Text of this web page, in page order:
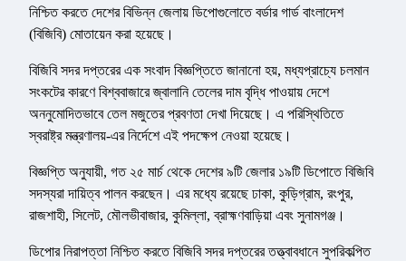
নিশ্চিত করতে দেশের বিভিন্ন জেলায় ডিপোগুলোতে বর্ডার গার্ড বাংলাদেশ
(বিজিবি) মোতায়েন করা হয়েছে।
বিজিবি সদর দপ্তরের এক সংবাদ বিজ্ঞপ্তিতে জানানো হয়, মধ্যপ্রাচ্যে চলমান
সংকটের কারণে বিশ্ববাজারে জ্বালানি তেলের দাম বৃদ্ধি পাওয়ায় দেশে
অননুমোদিতভাবে তেল মজুতের প্রবণতা দেখা দিয়েছে। এ পরিস্থিতিতে
স্বরাষ্ট্র মন্ত্রণালয়-এর নির্দেশে এই পদক্ষেপ নেওয়া হয়েছে।
বিজ্ঞপ্তি অনুযায়ী, গত ২৫ মার্চ থেকে দেশের ৯টি জেলার ১৯টি ডিপোতে বিজিবি
সদস্যরা দায়িত্ব পালন করছেন। এর মধ্যে রয়েছে ঢাকা, কুড়িগ্রাম, রংপুর,
রাজশাহী, সিলেট, মৌলভীবাজার, কুমিল্লা, ব্রাহ্মণবাড়িয়া এবং সুনামগঞ্জ।
ডিপোর নিরাপত্তা নিশ্চিত করতে বিজিবি সদর দপ্তরের তত্ত্বাবধানে সুপরিকল্পিত